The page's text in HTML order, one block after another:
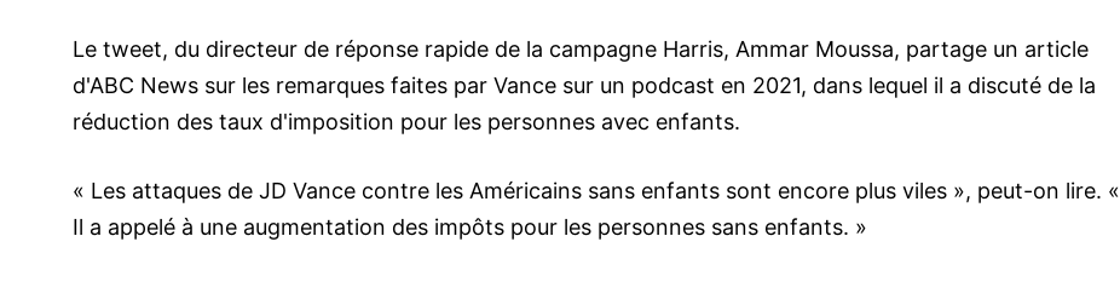
Le tweet, du directeur de réponse rapide de la campagne Harris, Ammar Moussa, partage un article
d'ABC News sur les remarques faites par Vance sur un podcast en 2021, dans lequel il a discuté de la
réduction des taux d'imposition pour les personnes avec enfants.
« Les attaques de JD Vance contre les Américains sans enfants sont encore plus viles », peut-on lire. «
Il a appelé à une augmentation des impôts pour les personnes sans enfants. »